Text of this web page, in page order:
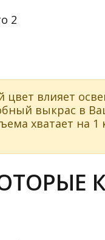
цвет влияет
выкрас в
хватает на